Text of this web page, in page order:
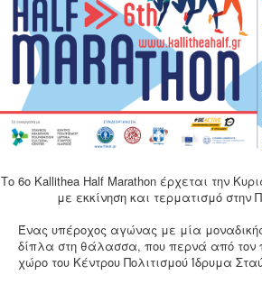
Το 6ο Kallithea Half Marathon έρχεται την
με εκκίνηση και τερματισμό στην
Ένας υπέροχος αγώνας με μία
δίπλα στη θάλασσα, που περνά από τον
χώρο του Κέντρου Πολιτισμού Ίδρυμα